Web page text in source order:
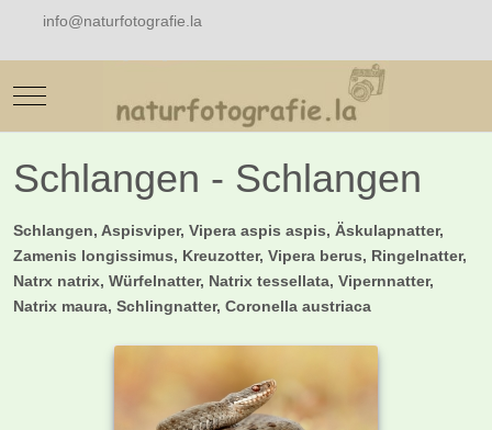
info@naturfotografie.la
Mobile Menu Toggle
Schlangen - Schlangen
Schlangen, Aspisviper, Vipera aspis aspis, Äskulapnatter,
Zamenis longissimus, Kreuzotter, Vipera berus, Ringelnatter,
Natrx natrix, Würfelnatter, Natrix tessellata, Vipernnatter,
Natrix maura, Schlingnatter, Coronella austriaca